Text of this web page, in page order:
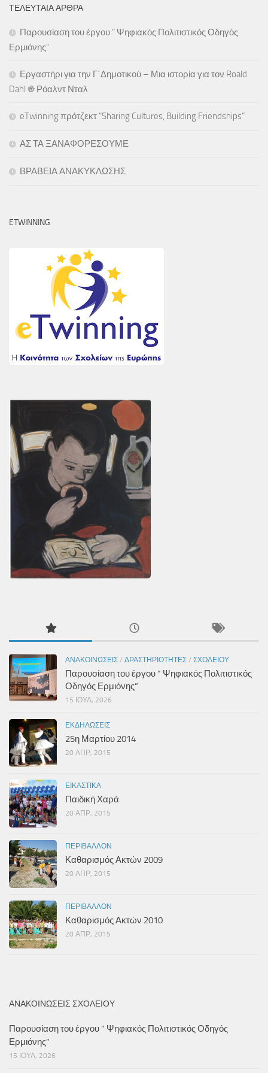
ΤΕΛΕΥΤΑΊΑ ΆΡΘΡΑ
Παρουσίαση του έργου ” Ψηφιακός Πολιτιστικός Οδηγός
Ερμιόνης”
Εργαστήρι για την Γ΄Δημοτικού – Μια ιστορία για τον Roald
Dahl ֎ Ρόαλντ Νταλ
eTwinning πρότζεκτ “Sharing Cultures, Building Friendships”
ΑΣ ΤΑ ΞΑΝΑΦΟΡΕΣΟΥΜΕ
ΒΡΑΒΕΙΑ ΑΝΑΚΥΚΛΩΣΗΣ
ETWINNING
ΑΝΑΚΟΙΝΏΣΕΙΣ / ΔΡΑΣΤΗΡΙΌΤΗΤΕΣ / ΣΧΟΛΕΊΟΥ
Παρουσίαση του έργου ” Ψηφιακός Πολιτιστικός
Οδηγός Ερμιόνης”
15 ΙΟΎΛ, 2026
ΕΚΔΗΛΏΣΕΙΣ
25η Μαρτίου 2014
20 ΑΠΡ, 2015
ΕΙΚΑΣΤΙΚΆ
Παιδική Χαρά
20 ΑΠΡ, 2015
ΠΕΡΙΒΆΛΛΟΝ
Καθαρισμός Ακτών 2009
20 ΑΠΡ, 2015
ΠΕΡΙΒΆΛΛΟΝ
Καθαρισμός Ακτών 2010
20 ΑΠΡ, 2015
ΑΝΑΚΟΙΝΏΣΕΙΣ ΣΧΟΛΕΊΟΥ
Παρουσίαση του έργου ” Ψηφιακός Πολιτιστικός Οδηγός
Ερμιόνης”
15 ΙΟΎΛ, 2026